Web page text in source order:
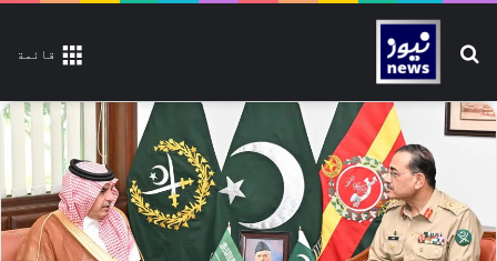
قائمة تلاش کیجیے